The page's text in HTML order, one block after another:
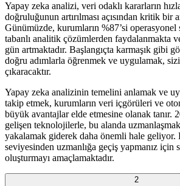
Yapay zeka analizi, veri odaklı kararların
doğruluğunun artırılması açısından kritik bir
Günümüzde, kurumların %87’si
tabanlı analitik çözümlerden faydalanmakta
gün artmaktadır. Başlangıçta karmaşık gibi
doğru adımlarla öğrenmek ve uygulamak,
çıkaracaktır.
Yapay zeka analizinin temelini anlamak ve
takip etmek, kurumların veri içgörüleri ve
büyük avantajlar elde etmesine olanak tanır.
gelişen teknolojilerle, bu alanda
yakalamak giderek daha önemli hale geliyor.
seviyesinden uzmanlığa geçiş yapmanız için
oluşturmayı amaçlamaktadır.
2